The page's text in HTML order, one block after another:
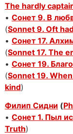
The hardly
• Сонет 9. В
(Sonnet 9. Oft
• Сонет 17.
(Sonnet 17. The
• Сонет 19.
(Sonnet 19.
kind)
Филип Сидни (
• Сонет 1. Пыл
Truth)